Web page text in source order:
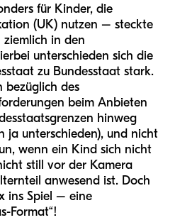
für Kinder, die
(UK) nutzen – steckte
in den
unterschieden sich die
zu Bundesstaat stark.
bezüglich des
beim Anbieten
hinweg
ja unterschieden), und nicht
wenn ein Kind sich nicht
still vor der Kamera
anwesend ist. Doch
ins Spiel – eine
Format“!